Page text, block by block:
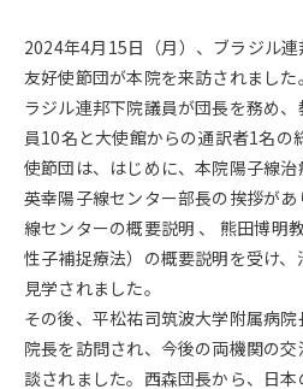
2024年4月15日（月）、ブラジル
友好使節団が本院を来訪されまし
ラジル連邦下院議員が団長を務め
員10名と大使館からの通訳者1名の
使節団は、はじめに、本院陽子線
英幸陽子線センター部長の挨拶が
線センターの概要説明 、 熊田博明
性子補捉療法）の概要説明を受け
見学されました。
その後、平松祐司筑波大学附属病
院長を訪問され、今後の両機関の
談されました。西森団長から、日